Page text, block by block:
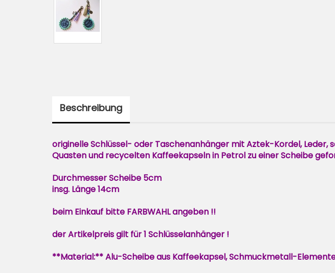
Beschreibung
originelle Schlüssel- oder Taschenanhänger mit Aztek-Kordel, Leder,
Quasten und recycelten Kaffeekapseln in Petrol zu einer Scheibe
Durchmesser Scheibe 5cm
insg. Länge 14cm
beim Einkauf bitte FARBWAHL angeben !!
der Artikelpreis gilt für 1 Schlüsselanhänger !
**Material:** Alu-Scheibe aus Kaffeekapsel, Schmuckmetall-